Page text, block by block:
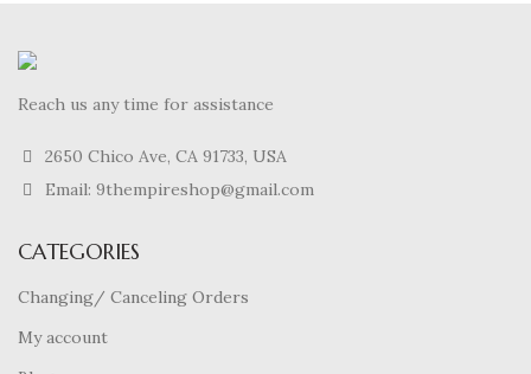
Reach us any time for assistance
2650 Chico Ave, CA 91733, USA
Email: 9thempireshop@gmail.com
CATEGORIES
Changing/ Canceling Orders
My account